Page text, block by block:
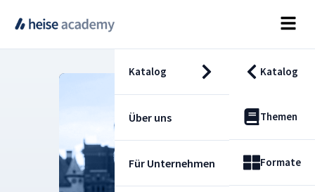
Katalog Katalog
Themen
Formate
Über uns
Für Unternehmen